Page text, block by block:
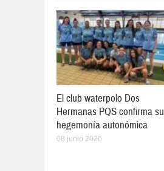
El club waterpolo Dos
Hermanas PQS confirma su
hegemonía autonómica
08 junio 2026